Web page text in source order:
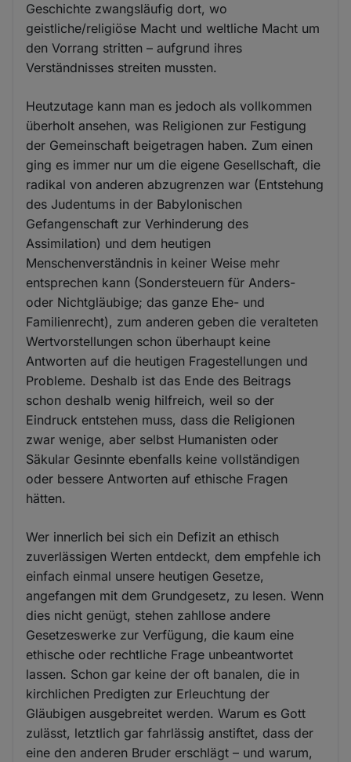
Geschichte zwangsläufig dort, wo
geistliche/religiöse Macht und weltliche Macht um
den Vorrang stritten – aufgrund ihres
Verständnisses streiten mussten.
Heutzutage kann man es jedoch als vollkommen
überholt ansehen, was Religionen zur Festigung
der Gemeinschaft beigetragen haben. Zum einen
ging es immer nur um die eigene Gesellschaft, die
radikal von anderen abzugrenzen war (Entstehung
des Judentums in der Babylonischen
Gefangenschaft zur Verhinderung des
Assimilation) und dem heutigen
Menschenverständnis in keiner Weise mehr
entsprechen kann (Sondersteuern für Anders-
oder Nichtgläubige; das ganze Ehe- und
Familienrecht), zum anderen geben die veralteten
Wertvorstellungen schon überhaupt keine
Antworten auf die heutigen Fragestellungen und
Probleme. Deshalb ist das Ende des Beitrags
schon deshalb wenig hilfreich, weil so der
Eindruck entstehen muss, dass die Religionen
zwar wenige, aber selbst Humanisten oder
Säkular Gesinnte ebenfalls keine vollständigen
oder bessere Antworten auf ethische Fragen
hätten.
Wer innerlich bei sich ein Defizit an ethisch
zuverlässigen Werten entdeckt, dem empfehle ich
einfach einmal unsere heutigen Gesetze,
angefangen mit dem Grundgesetz, zu lesen. Wenn
dies nicht genügt, stehen zahllose andere
Gesetzeswerke zur Verfügung, die kaum eine
ethische oder rechtliche Frage unbeantwortet
lassen. Schon gar keine der oft banalen, die in
kirchlichen Predigten zur Erleuchtung der
Gläubigen ausgebreitet werden. Warum es Gott
zulässt, letztlich gar fahrlässig anstiftet, dass der
eine den anderen Bruder erschlägt – und warum,